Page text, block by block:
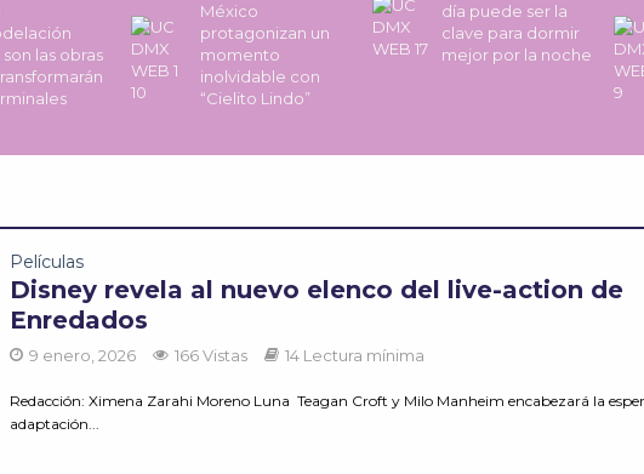
son las obras
México
protagonizan un
momento
inolvidable con
“Cielito Lindo”
día puede ser la
clave para dormir
mejor por la noche
Películas
Disney revela al nuevo elenco del live-action de
Enredados
9 enero, 2026 166 Vistas 14 Lectura mínima
Redacción: Ximena Zarahi Moreno Luna Teagan Croft y Milo Manheim encabezará la
adaptación...